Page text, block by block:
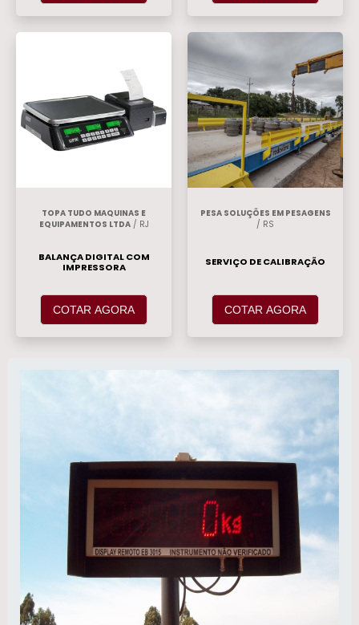
TOPA TUDO MAQUINAS E
EQUIPAMENTOS LTDA/ RJ
BALANÇA DIGITAL COM
IMPRESSORA
COTAR AGORA
PESA SOLUÇÕES EM PESAGENS
/ RS
SERVIÇO DE CALIBRAÇÃO
COTAR AGORA